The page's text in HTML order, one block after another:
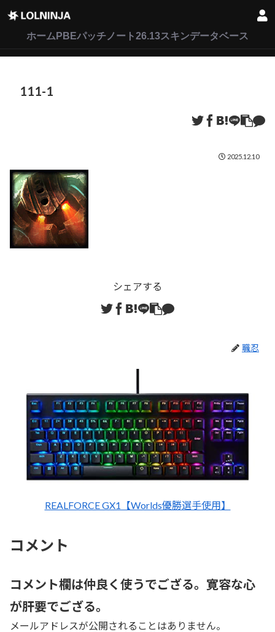
ホーム PBEパッチノート26.13スキンデータベース
111-1
2025.12.10
シェアする
職忍
REALFORCE GX1【Worlds優勝選手使用】
コメント
コメント欄は仲良く使うでござる。寛容な心
が肝要でござる。
メールアドレスが公開されることはありません。